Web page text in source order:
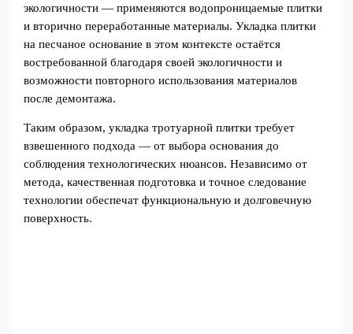
экологичности — применяются водопроницаемые плитки
и вторично переработанные материалы. Укладка плитки
на песчаное основание в этом контексте остаётся
востребованной благодаря своей экологичности и
возможности повторного использования материалов
после демонтажа.
Таким образом, укладка тротуарной плитки требует
взвешенного подхода — от выбора основания до
соблюдения технологических нюансов. Независимо от
метода, качественная подготовка и точное следование
технологии обеспечат функциональную и долговечную
поверхность.